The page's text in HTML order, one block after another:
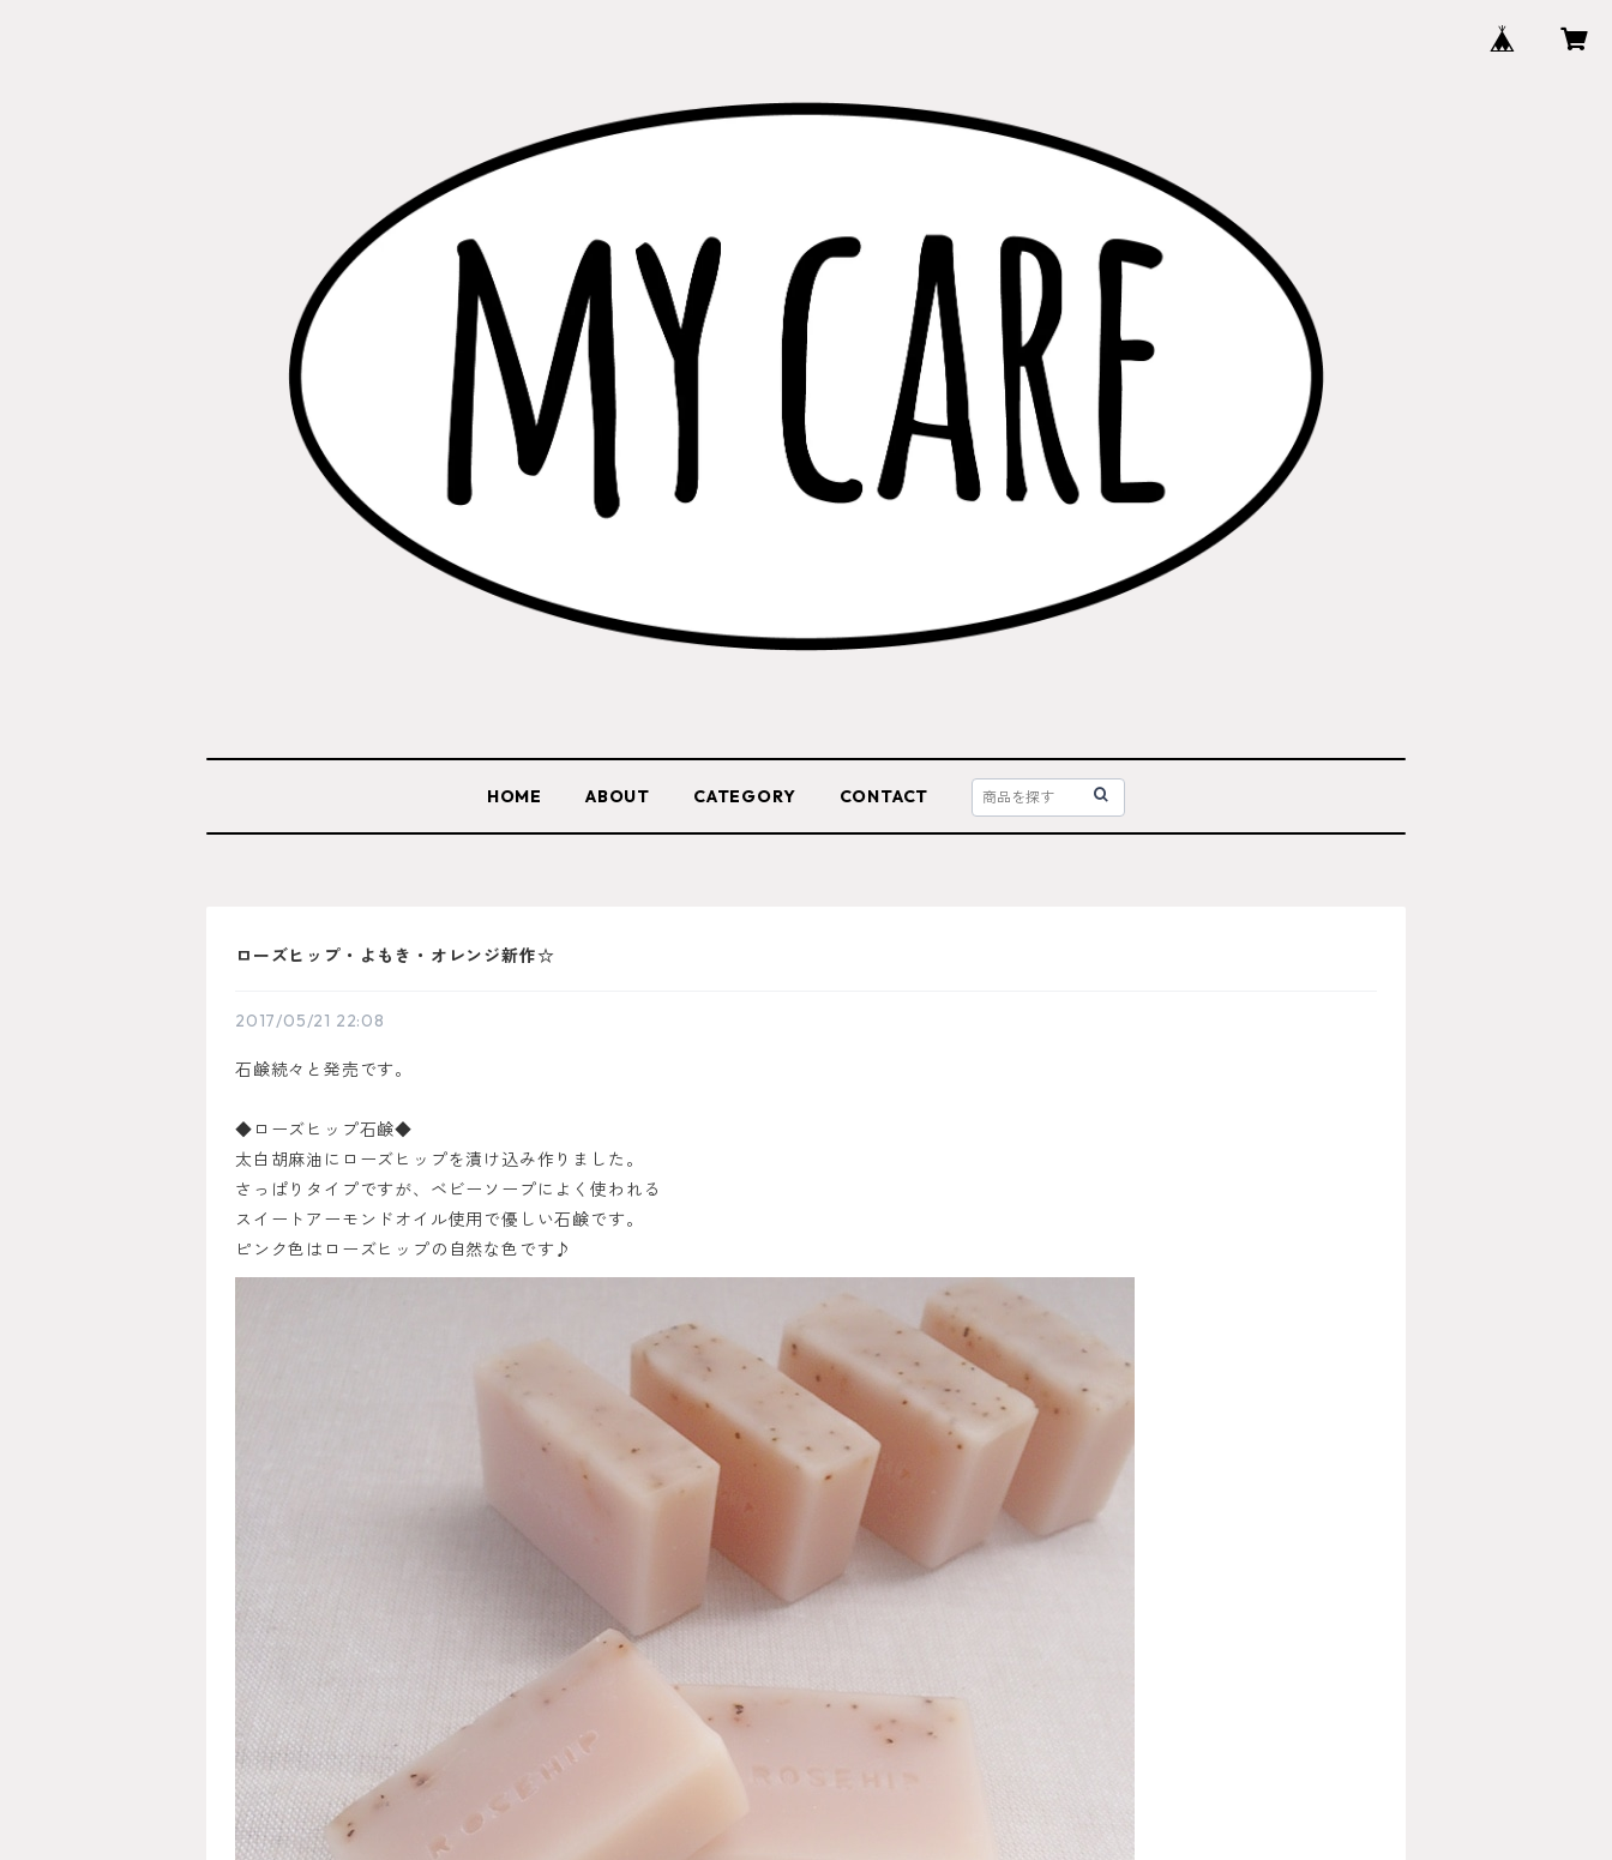
HOME ABOUT CATEGORY CONTACT
ローズヒップ・よもき・オレンジ新作☆
2017/05/21 22:08
石鹸続々と発売です。
◆ローズヒップ石鹸◆
太白胡麻油にローズヒップを漬け込み作りました。
さっぱりタイプですが、ベビーソープによく使われる
スイートアーモンドオイル使用で優しい石鹸です。
ピンク色はローズヒップの自然な色です♪